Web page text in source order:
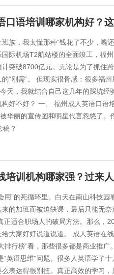
口语培训哪家机构好？
族，我太懂那种“钱花了不少，嘴
际机场T2航站楼的全面竣工，福
突破8700亿元。无论是为了抓住
“刚需”。 但现实很骨感：很多福
天，我就结合自己这几年的踩坑
好不好？ 一、 福州成人英语口语
华丽的宣传图和明星代言忽悠了。
稿？
培训机构哪家强？过来
”的死循环里。白天在南山科技园
的加班而被迫缺课，最后只能无
适合职场人的破局方法。那么，
大家好好说道说道。 成人英语在
行榜”看，那些很多都是商业推
英语思维”问题。很多人英语学了
表达得很别扭。真正高效的学习